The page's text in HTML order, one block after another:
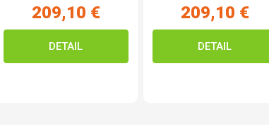
209,10 €
DETAIL
209,10 €
DETAIL